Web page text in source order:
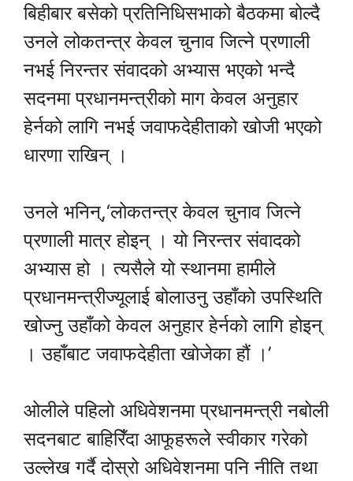
बिहीबार बसेको प्रतिनिधिसभाको बैठकमा बोल्दै
उनले लोकतन्त्र केवल चुनाव जित्ने प्रणाली
नभई निरन्तर संवादको अभ्यास भएको भन्दै
सदनमा प्रधानमन्त्रीको माग केवल अनुहार
हेर्नको लागि नभई जवाफदेहीताको खोजी भएको
धारणा राखिन् ।
उनले भनिन्,‘लोकतन्त्र केवल चुनाव जित्ने
प्रणाली मात्र होइन् । यो निरन्तर संवादको
अभ्यास हो । त्यसैले यो स्थानमा हामीले
प्रधानमन्त्रीज्यूलाई बोलाउनु उहाँको उपस्थिति
खोज्नु उहाँको केवल अनुहार हेर्नको लागि होइन्
। उहाँबाट जवाफदेहीता खोजेका हौं ।’
ओलीले पहिलो अधिवेशनमा प्रधानमन्त्री नबोली
सदनबाट बाहिरिँदा आफूहरूले स्वीकार गरेको
उल्लेख गर्दै दोस्रो अधिवेशनमा पनि नीति तथा